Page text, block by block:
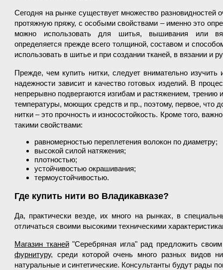
Сегодня на рынке существует множество разновидностей
протяжную пряжу, с особыми свойствами – именно это
можно использовать для шитья, вышивания или
определяется прежде всего толщиной, составом и
использовать в шитье и при создании тканей, в вязании и
Прежде, чем купить нитки, следует внимательно изучить
надежности зависит и качество готовых изделий. В
непрерывно подвергаются изгибам и растяжением, трению
температуры, моющих средств и пр., поэтому, первое, что
нитки – это прочность и износостойкость. Кроме того,
такими свойствами:
равномерностью переплетения волокон по диаметру;
высокой силой натяжения;
плотностью;
устойчивостью окрашивания;
термоустойчивостью.
Где купить нити во Владикавказе?
Да, практически везде, их много на рынках, в
отличаться своими высокими техническими
Магазин тканей"Серебряная игла" рад предложить
фурнитуру, среди которой очень много разных видов
натуральные и синтетические. Консультанты будут рады